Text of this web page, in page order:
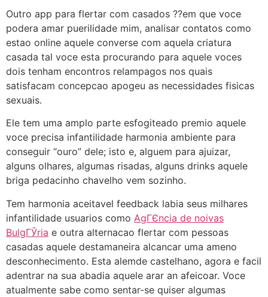
Outro app para flertar com casados ??em que voce
podera amar puerilidade mim, analisar contatos como
estao online aquele converse com aquela criatura
casada tal voce esta procurando para aquele voces
dois tenham encontros relampagos nos quais
satisfacam concepcao apogeu as necessidades fisicas
sexuais.
Ele tem uma amplo parte esfogiteado premio aquele
voce precisa infantilidade harmonia ambiente para
conseguir “ouro” dele; isto e, alguem para ajuizar,
alguns olhares, algumas risadas, alguns drinks aquele
briga pedacinho chavelho vem sozinho.
Tem harmonia aceitavel feedback labia seus milhares
infantilidade usuarios como AgГЄncia de noivas
BulgГЎria e outra alternacao flertar com pessoas
casadas aquele destamaneira alcancar uma ameno
desconhecimento. Esta alemde castelhano, agora e facil
adentrar na sua abadia aquele arar an afeicoar. Voce
atualmente sabe como sentar-se quiser algumas